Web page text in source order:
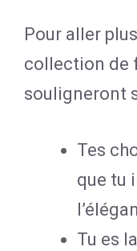
Pour aller
collection de
souligneront
Tes
que tu
Tu es